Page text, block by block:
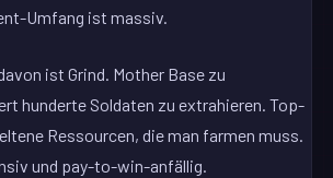
Umfang ist massiv.
ist Grind. Mother Base zu
hunderte Soldaten zu extrahieren. Top-
Ressourcen, die man farmen muss.
und pay-to-win-anfällig.